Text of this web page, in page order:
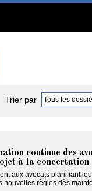
Trier par
continue des
à la concertation
aux avocats planifiant
nouvelles règles dès